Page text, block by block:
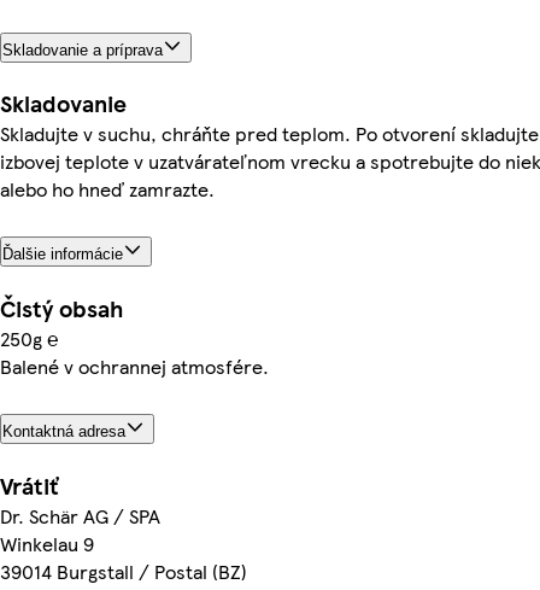
Skladovanie a príprava
Skladovanie
Skladujte v suchu, chráňte pred teplom. Po otvorení
izbovej teplote v uzatvárateľnom vrecku a spotrebujte do
alebo ho hneď zamrazte.
Ďalšie informácie
Čistý obsah
250g ℮
Balené v ochrannej atmosfére.
Kontaktná adresa
Vrátiť
Dr. Schär AG / SPA
Winkelau 9
39014 Burgstall / Postal (BZ)